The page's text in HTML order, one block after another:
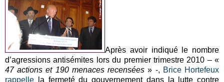
Après avoir indiqué le nombre
d’agressions antisémites lors du premier trimestre 2010 – «
47 actions et 190 menaces recensées » -, Brice Hortefeux
rappelle la fermeté du gouvernement dans la lutte contre